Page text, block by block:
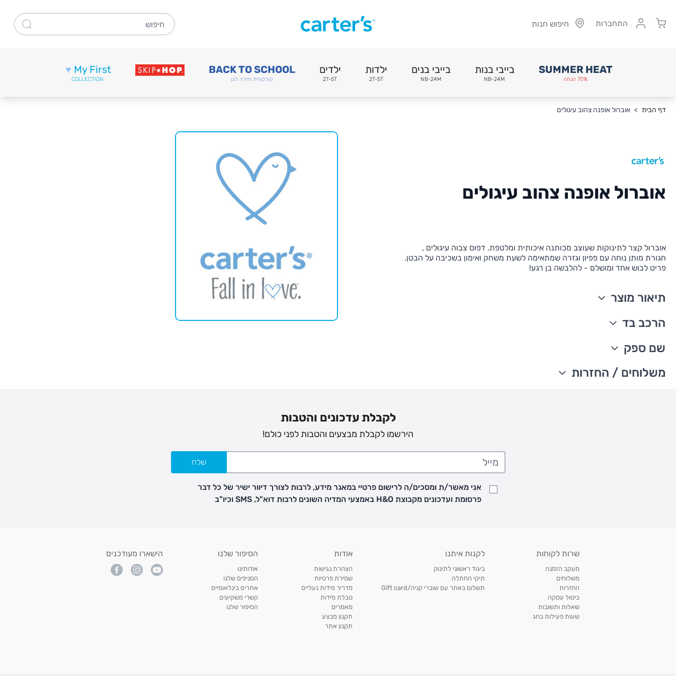
Cart התחברות חיפוש חנות
חיפוש
SUMMER HEAT
70% הנחה
בייבי בנות
NB-24M
בייבי בנים
NB-24M
ילדות
2T-5T
ילדים
2T-5T
BACK TO SCHOOL
קולקציית חזרה לגן
My First
♥
COLLECTION
דף הבית > אוברול אופנה צהוב עיגולים
אוברול אופנה צהוב עיגולים
אוברול קצר לתינוקות שעוצב מכותנה איכותית ומלטפת. דפוס צבוה עיגולים ,
חגורת מותן נוחה עם פפיון וגזרה שמתאימה לשעת משחק ואימון בשכיבה על הבטן.
פריט לבוש אחד ומושלם - להלבשה בן רגע!
תיאור מוצר
שרוולים קצרים
הדפס עיגולים
כפלים בחזה
מותן אלסטית
תיק-תקים ללא ניקלים
הרכב בד
100% כותנה
ניתן לכבס במכונת כביסה
שם ספק
The William Carter's company
משלוחים / החזרות
ימי עסקים מעת ביצוע ההזמנה
• לפניות ובירורים בנושא משלוחים אנא פנו לשירות הלקוחות בצ'אט באתר
כתובת: אבא אחימאיר 31, תל אביב (מאחורי בנק הפועלים מול הדואר). ניתן לאסוף הזמנות בימים א'-
• יש לוודא שחבילה התקבלה טרם ההגעה. סמס יישלח החבילה מוכנה לאיסוף. טלפון לבירור בסניף:
לקבלת עדכונים והטבות
הירשמו לקבלת מבצעים והטבות לפני כולם!
שלח
אני מאשר/ת ומסכים/ה לרישום פרטיי במאגר מידע, לרבות לצורך דיוור ישיר של כל דבר
פרסומת ועדכונים מקבוצת H&O באמצעי המדיה השונים לרבות דוא"ל, SMS וכיו"ב
שרות לקוחות
מעקב הזמנה
משלוחים
החזרות
ביטול עסקה
שאלות ותשובות
שעות פעילות בחג
לקנות איתנו
ביגוד ראשוני לתינוק
תיקי החתלה
תשלום באתר עם שוברי קניה/Gift card
אודות
הצהרת נגישות
שמירת פרטיות
מדריך מידות נעליים
טבלת מידות
מאמרים
תקנון מבצע
תקנון אתר
הסיפור שלנו
אודותינו
הסניפים שלנו
אתרים בינלאומיים
קשרי משקיעים
הסיפור שלנו
הישארו מעודכנים